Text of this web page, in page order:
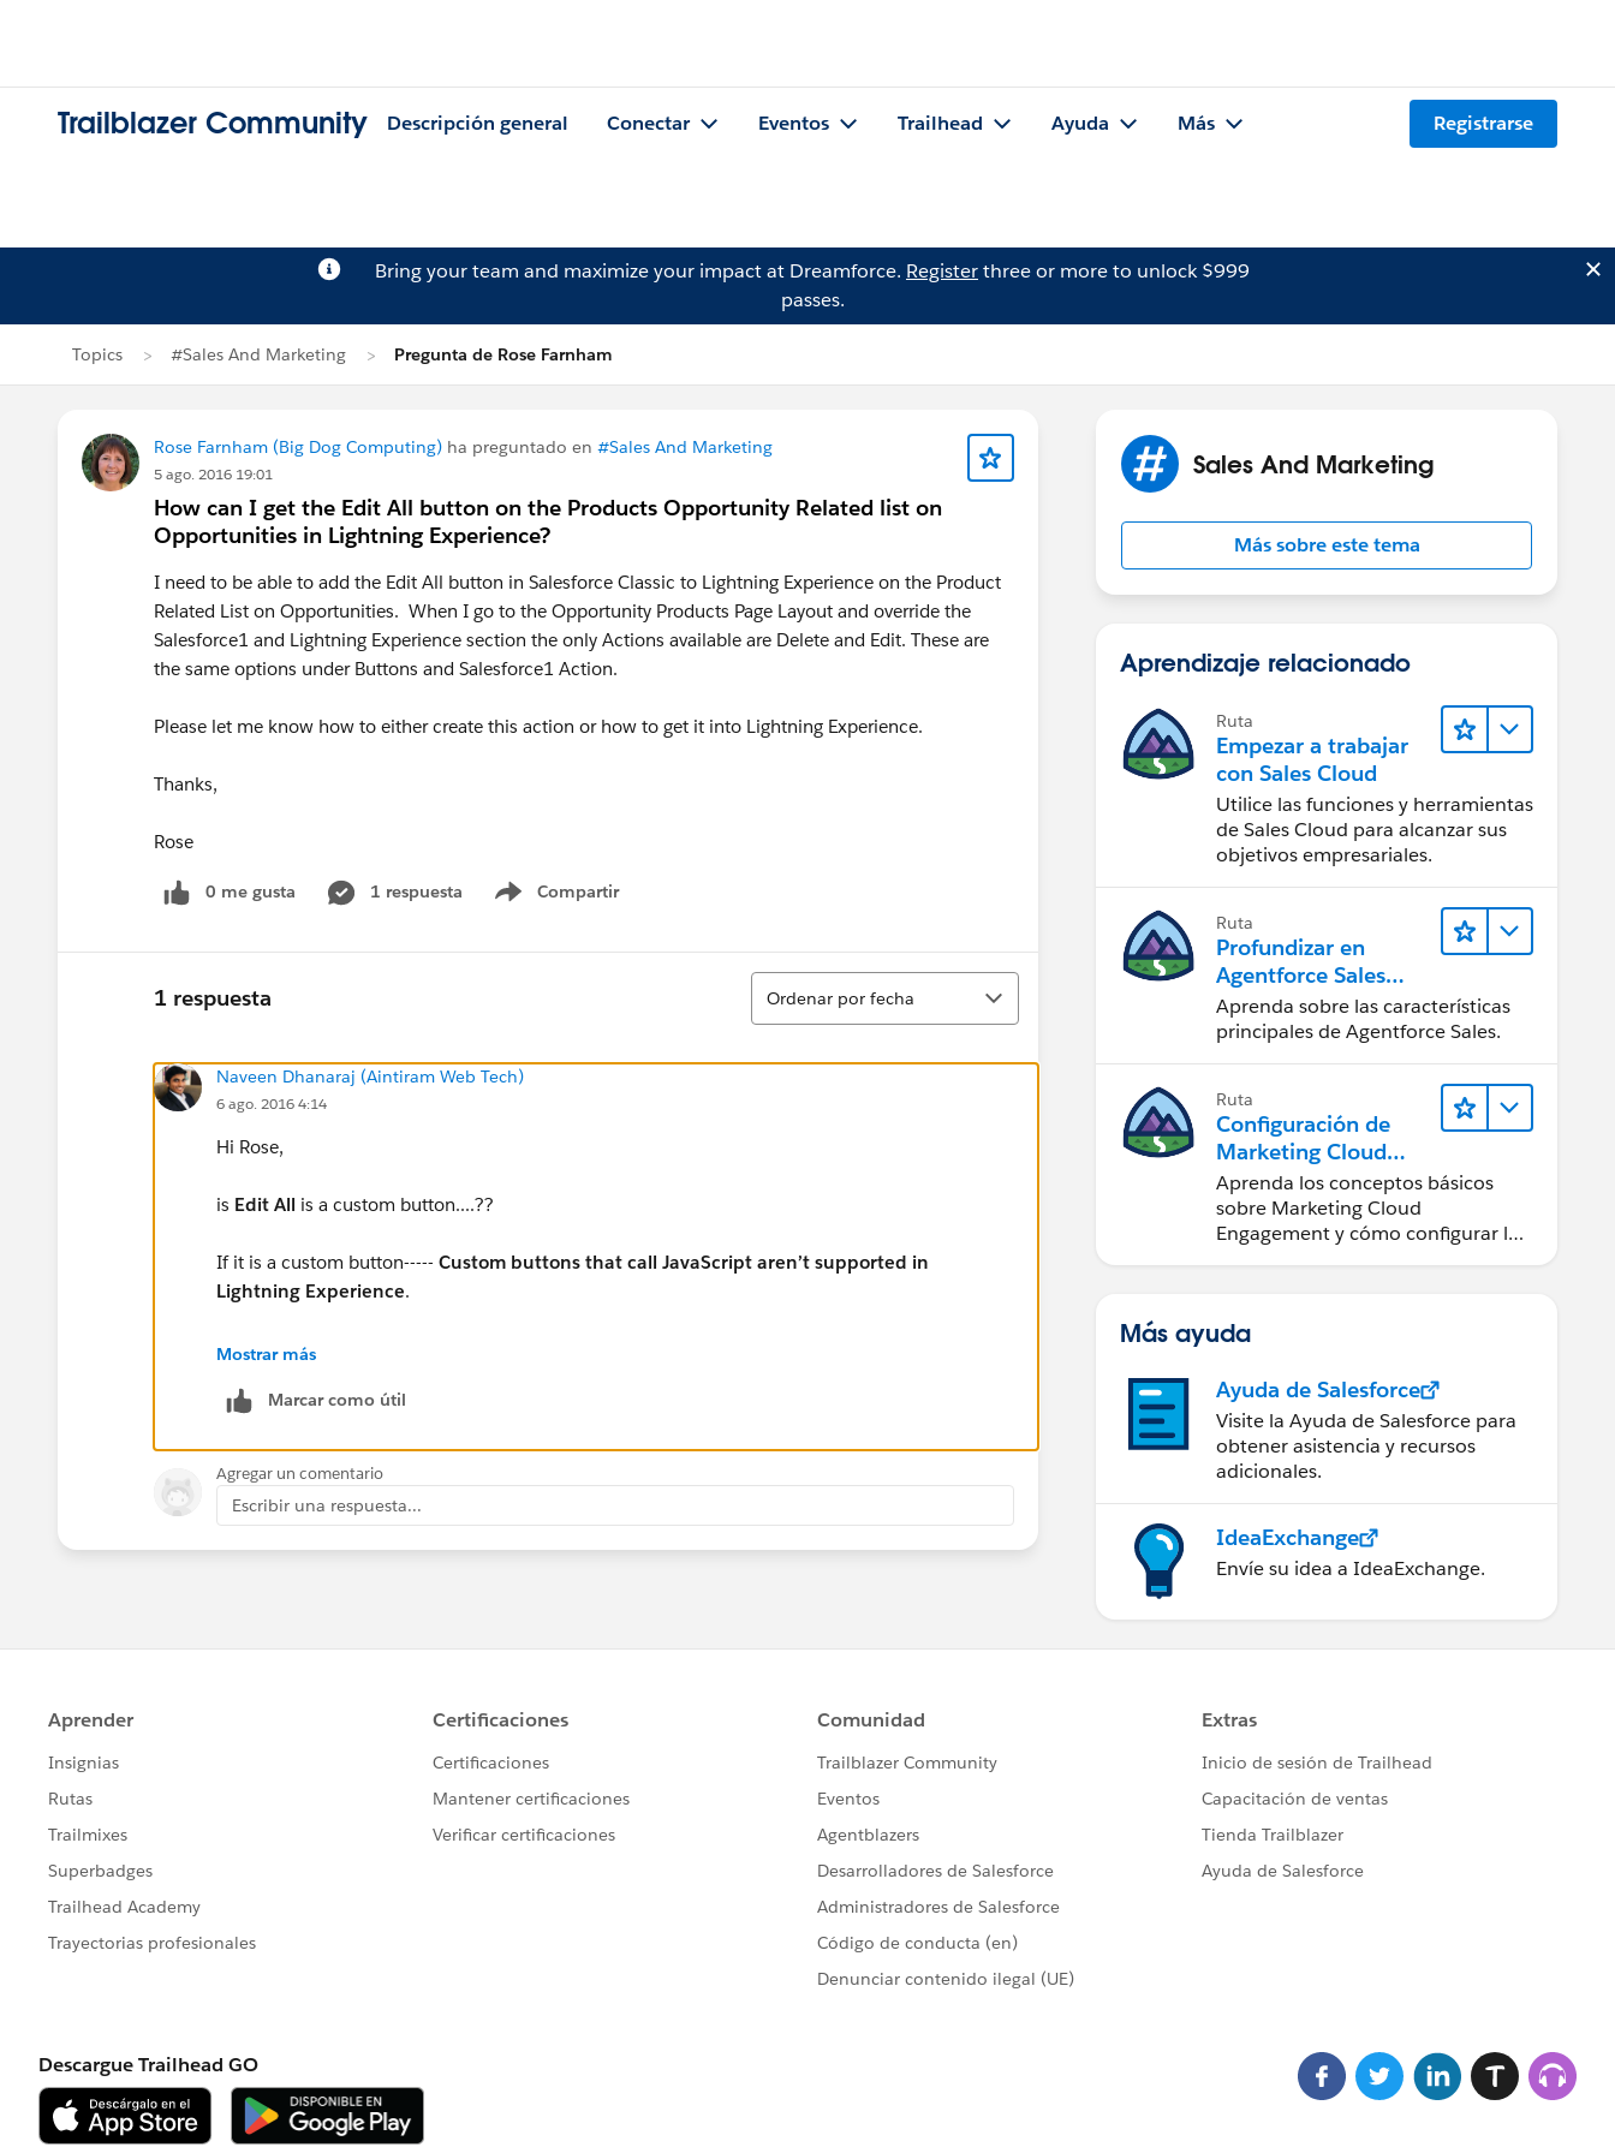
Trailblazer Community Descripción general Conectar Eventos Trailhead Ayuda Más Registrarse
Bring your team and maximize your impact at Dreamforce. Registerthree or more to unlock $999
passes.
Topics #Sales And Marketing Pregunta de Rose Farnham
Rose Farnham (Big Dog Computing) ha preguntado en #Sales And Marketing
5 ago. 2016 19:01
How can I get the Edit All button on the Products Opportunity Related list on
Opportunities in Lightning Experience?
I need to be able to add the Edit All button in Salesforce Classic to Lightning Experience on the Product
Related List on Opportunities. When I go to the Opportunity Products Page Layout and override the
Salesforce1 and Lightning Experience section the only Actions available are Delete and Edit. These are
the same options under Buttons and Salesforce1 Action.
Please let me know how to either create this action or how to get it into Lightning Experience.
Thanks,
Rose
0 me gusta 1 respuesta Compartir
Show menu
1 respuesta
Ordenar
Ordenar por fecha
Naveen Dhanaraj (Aintiram Web Tech)
6 ago. 2016 4:14
Hi Rose,
is Edit All is a custom button....??
If it is a custom button----- Custom buttons that call JavaScript aren’t supported in
Lightning Experience.
Visit here,
https://help.salesforce.com/HTViewHelpDoc?id=layouts_in_lex.htm&language=en_US
Mostrar más
Marcar como útil
Agregar un comentario
Escribir una respuesta...
Sales And Marketing
Más sobre este tema
Aprendizaje relacionado
Ruta
Empezar a trabajar
con Sales Cloud
Utilice las funciones y herramientas
de Sales Cloud para alcanzar sus
objetivos empresariales.
Ruta
Profundizar en
Agentforce Sales
para
administradores
Aprenda sobre las características
principales de Agentforce Sales.
Ruta
Configuración de
Marketing Cloud
Engagement
Aprenda los conceptos básicos
sobre Marketing Cloud
Engagement y cómo configurar la
Más ayuda
Ayuda de Salesforce
Visite la Ayuda de Salesforce para
obtener asistencia y recursos
adicionales.
IdeaExchange
Envíe su idea a IdeaExchange.